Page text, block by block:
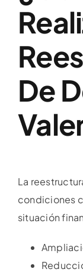
De
La
condiciones
situación